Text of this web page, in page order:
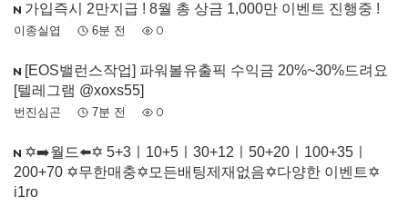
가입즉시 2만지급 ! 8월 총 상금 1,000만 이벤트 진행중 !
이종실엽 6분 전 0
[EOS밸런스작업] 파워볼유출픽 수익금 20%~30%드려요
[텔레그램 @xoxs55]
번진심곤 7분 전 0
✡️➡️월드⬅️✡️ 5+3ㅣ10+5ㅣ30+12ㅣ50+20ㅣ100+35ㅣ
200+70 ✡️무한매충✡️모든배팅제재없음✡️다양한 이벤트✡️
i1ro